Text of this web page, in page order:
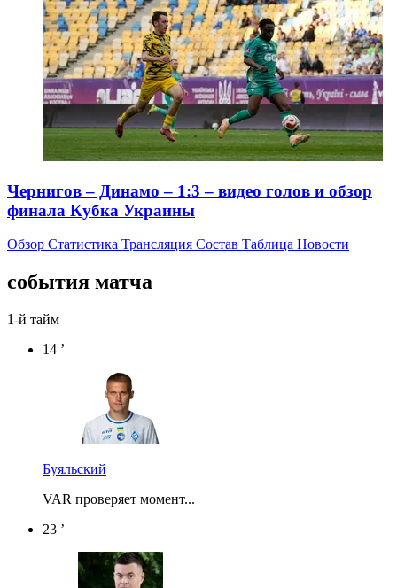
Чернигов – Динамо – 1:3 – видео голов и обзор
финала Кубка Украины
Обзор Статистика Трансляция Состав Таблица Новости
события матча
1-й тайм
14 ’
Буяльский
VAR проверяет момент...
23 ’